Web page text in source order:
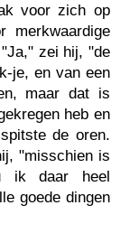
voor zich op
merkwaardige
zei hij, "de
je, en van een
maar dat is
heb en
de oren.
"misschien is
ik daar heel
goede dingen